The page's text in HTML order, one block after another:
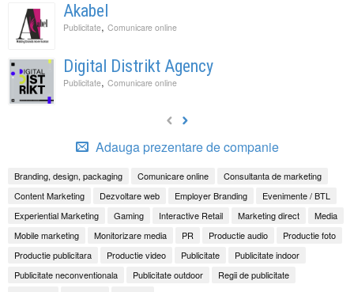
Akabel
Publicitate, Comunicare online
Digital Distrikt Agency
Publicitate, Comunicare online
Adauga prezentare de companie
Branding, design, packaging Comunicare online
Consultanta de marketing
Content Marketing
Dezvoltare web Employer Branding
Evenimente / BTL
Experiential Marketing
Gaming Interactive Retail Marketing direct
Media
Mobile marketing
Monitorizare media PR Productie audio
Productie foto
Productie publicitara
Productie video Publicitate
Publicitate indoor
Publicitate neconventionala
Publicitate outdoor
Regii de publicitate